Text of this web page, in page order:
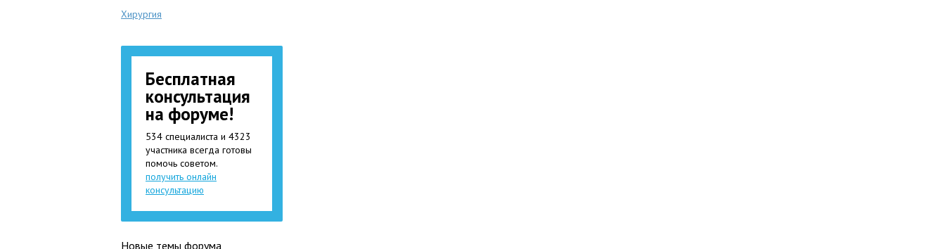
Хирургия
Бесплатная
консультация
на форуме!
534 специалиста и 4323
участника всегда готовы
помочь советом.
получить онлайн
консультацию
Новые темы форума